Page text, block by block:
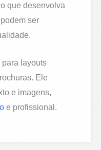
que desenvolva
ser
layouts
Ele
e imagens,
e profissional.